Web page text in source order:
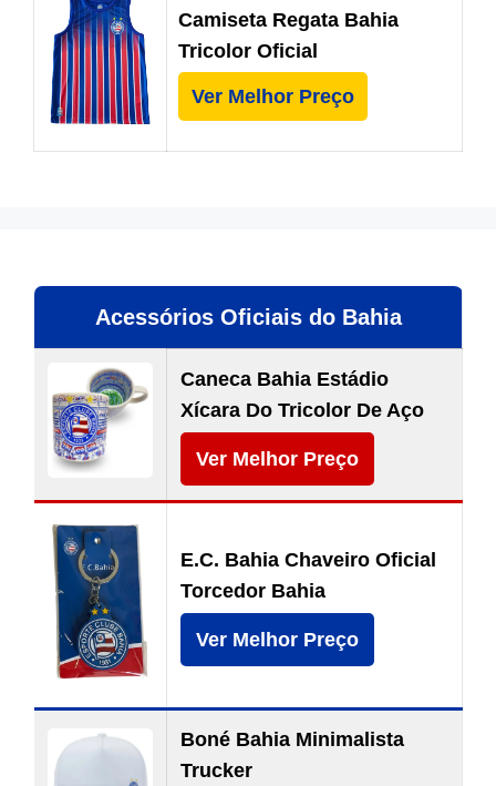
Camiseta Regata Bahia
Tricolor Oficial
Ver Melhor Preço
Acessórios Oficiais do Bahia
Caneca Bahia Estádio
Xícara Do Tricolor De Aço
Ver Melhor Preço
E.C. Bahia Chaveiro Oficial
Torcedor Bahia
Ver Melhor Preço
Boné Bahia Minimalista
Trucker